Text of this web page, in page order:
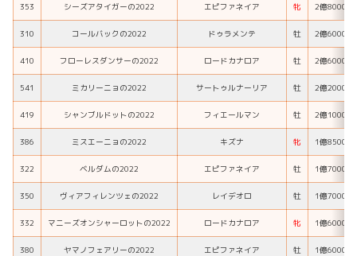
353 シーズアタイガーの2022 エピファネイア 牝 2億8000万
310 コールバックの2022 ドゥラメンテ 牡 2億6000万
410 フローレスダンサーの2022 ロードカナロア 牡 2億6000万
541 ミカリーニョの2022 サートゥルナーリア 牡 2億2000万
419 シャンブルドットの2022 フィエールマン 牡 2億1000万
386 ミスエーニョの2022 キズナ 牝 1億8500万
322 ベルダムの2022 エピファネイア 牡 1億7000万
350 ヴィアフィレンツェの2022 レイデオロ 牡 1億7000万
332 マニーズオンシャーロットの2022 ロードカナロア 牝 1億6000万
380 ヤマノフェアリーの2022 エピファネイア 牡 1億6000万